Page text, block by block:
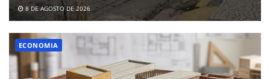
8 DE AGOSTO DE 2026
ECONOMIA